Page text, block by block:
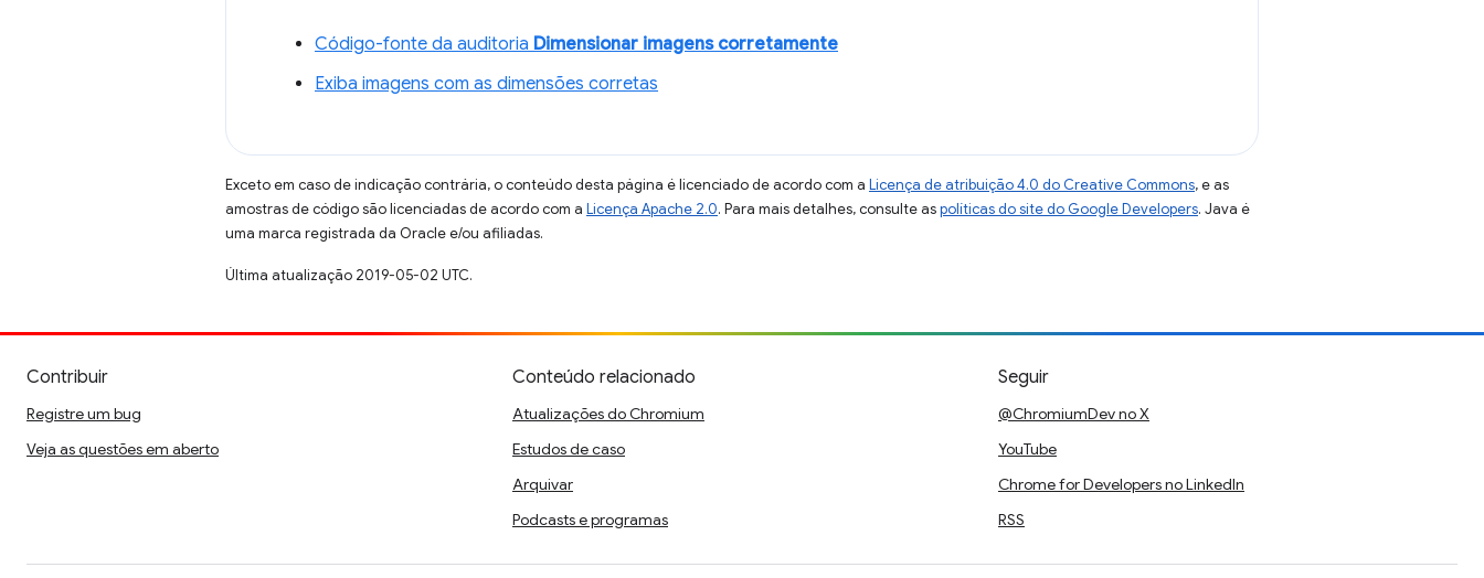
Código-fonte da auditoria Dimensionar imagens corretamente
Exiba imagens com as dimensões corretas
Exceto em caso de indicação contrária, o conteúdo desta página é licenciado de acordo com a Licença de atribuição 4.0 do Creative Commons, e as
amostras de código são licenciadas de acordo com a Licença Apache 2.0. Para mais detalhes, consulte aspolíticas do site do Google Developers. Java é
uma marca registrada da Oracle e/ou afiliadas.
Última atualização 2019-05-02 UTC.
Contribuir
Registre um bug
Veja as questões em aberto
Conteúdo relacionado
Atualizações do Chromium
Estudos de caso
Arquivar
Podcasts e programas
Seguir
@ChromiumDev no X
YouTube
Chrome for Developers no LinkedIn
RSS